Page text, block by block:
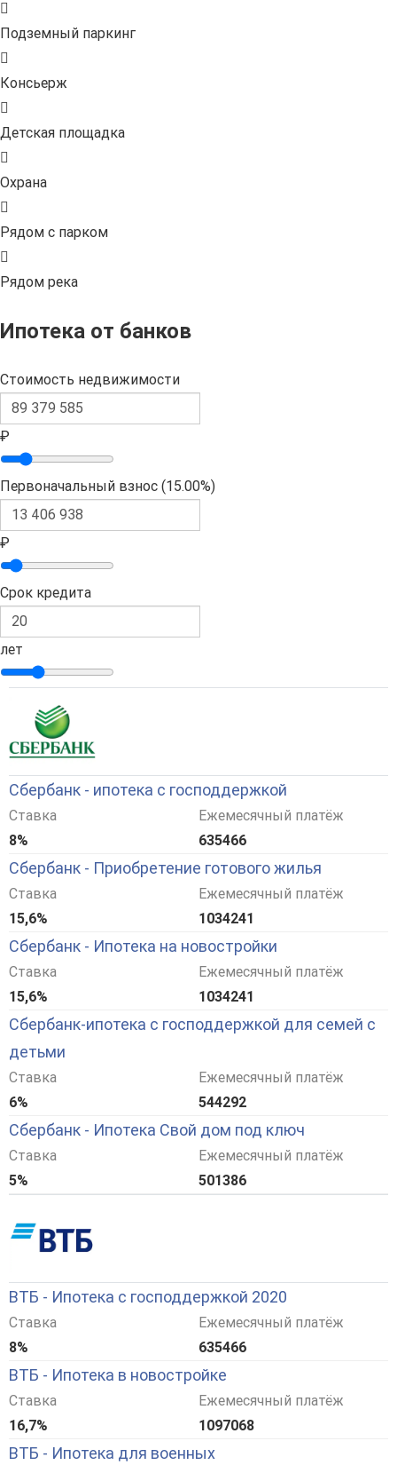
Подземный паркинг
Консьерж
Детская площадка
Охрана
Рядом с парком
Рядом река
Ипотека от банков
Стоимость недвижимости
₽
Первоначальный взнос (15.00%)
₽
Срок кредита
лет
Сбербанк - ипотека с господдержкой
Ставка
8%
Ежемесячный платёж
635466
Сбербанк - Приобретение готового жилья
Ставка
15,6%
Ежемесячный платёж
1034241
Сбербанк - Ипотека на новостройки
Ставка
15,6%
Ежемесячный платёж
1034241
Сбербанк-ипотека с господдержкой для семей с
детьми
Ставка
6%
Ежемесячный платёж
544292
Сбербанк - Ипотека Свой дом под ключ
Ставка
5%
Ежемесячный платёж
501386
ВТБ - Ипотека с господдержкой 2020
Ставка
8%
Ежемесячный платёж
635466
ВТБ - Ипотека в новостройке
Ставка
16,7%
Ежемесячный платёж
1097068
ВТБ - Ипотека для военных